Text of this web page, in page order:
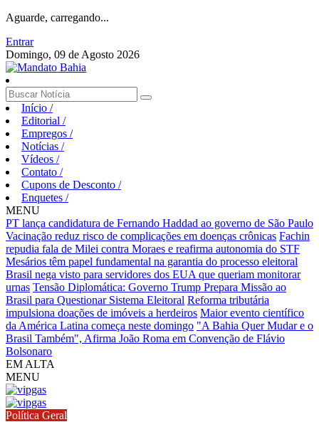
Aguarde, carregando...
Entrar
Domingo, 09 de Agosto 2026
Início /
Editorial /
Empregos /
Notícias /
Vídeos /
Contato /
Cupons de Desconto /
Enquetes /
MENU
PT lança candidatura de Fernando Haddad ao governo de São Paulo
Vacinação reduz risco de complicações em doenças crônicas Fachin
repudia fala de Milei contra Moraes e reafirma autonomia do STF
Mesários têm papel fundamental na garantia do processo eleitoral
Brasil nega visto para servidores dos EUA que queriam monitorar
urnas Tensão Diplomática: Governo Trump Prepara Missão ao
Brasil para Questionar Sistema Eleitoral Reforma tributária
impulsiona doações de imóveis a herdeiros Maior evento científico
da América Latina começa neste domingo "A Bahia Quer Mudar e o
Brasil Também", Afirma João Roma em Convenção de Flávio
Bolsonaro
EM ALTA
MENU
Política Geral